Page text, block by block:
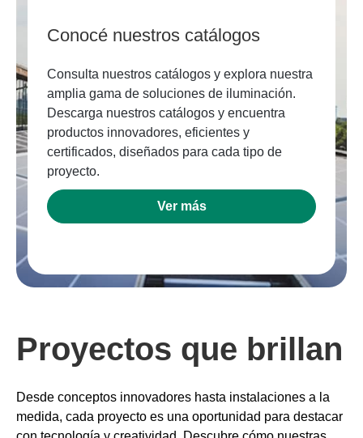
Conocé nuestros catálogos
Consulta nuestros catálogos y explora nuestra
amplia gama de soluciones de iluminación.
Descarga nuestros catálogos y encuentra
productos innovadores, eficientes y
certificados, diseñados para cada tipo de
proyecto.
Ver más
Proyectos que brillan
Desde conceptos innovadores hasta instalaciones a la
medida, cada proyecto es una oportunidad para destacar